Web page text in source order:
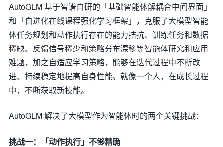
AutoGLM 基于智谱自研的「基础智能体解耦合中间界面」
和「自进化在线课程强化学习框架」，克服了大模型智能
体任务规划和动作执行存在的能力拮抗、训练任务和数据
稀缺、反馈信号稀少和策略分布漂移等智能体研究和应用
难题，加之自适应学习策略，能够在迭代过程中不断改
进、持续稳定地提高自身性能。就像一个人，在成长过程
中，不断获取新技能。
AutoGLM 解决了大模型作为智能体时的两个关键挑战：
挑战一：「动作执行」不够精确